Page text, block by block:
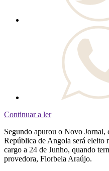
Continuar a ler
Segundo apurou o Novo Jornal,
República de Angola será eleito
cargo a 24 de Junho, quando
provedora, Florbela Araújo.